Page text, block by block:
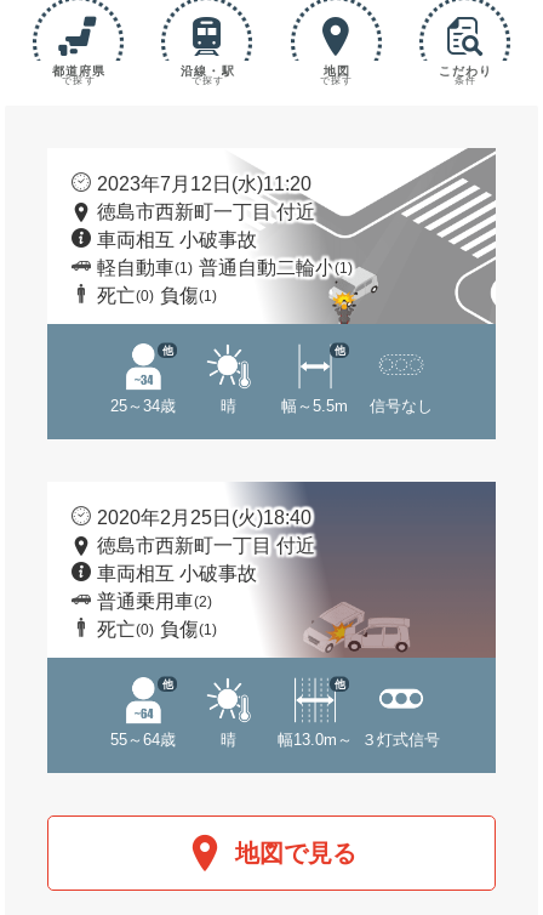
都道府県
で探す
沿線・駅
で探す
地図
で探す
こだわり
条件
2023年7月12日(水)11:20
徳島市西新町一丁目 付近
車両相互 小破事故
軽自動車(1) 普通自動二輪小(1)
死亡(0) 負傷(1)
25～34歳
他
晴 幅～5.5m
他
信号なし
2020年2月25日(火)18:40
徳島市西新町一丁目 付近
車両相互 小破事故
普通乗用車(2)
死亡(0) 負傷(1)
55～64歳
他
晴 幅13.0m～
他
３灯式信号
地図で見る